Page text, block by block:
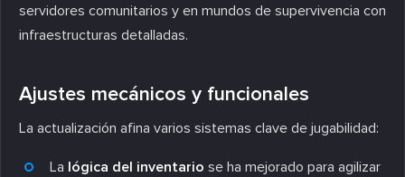
servidores comunitarios y en mundos de supervivencia con
infraestructuras detalladas.
Ajustes mecánicos y funcionales
La actualización afina varios sistemas clave de jugabilidad:
La lógica del inventario se ha mejorado para agilizar